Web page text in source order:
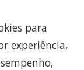
para
experiência,